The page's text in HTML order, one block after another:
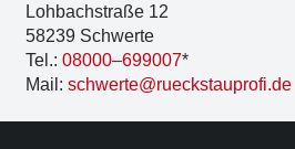
Loh­bach­stra­ße 12
58239 Schwer­te
Tel.: 08000–699007*
Mail: schwerte@rueckstauprofi.de